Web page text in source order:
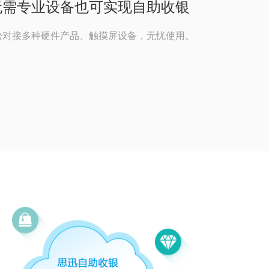
专业设备也可实现自助收银
对接多种硬件产品、触摸屏设备，无忧使用。